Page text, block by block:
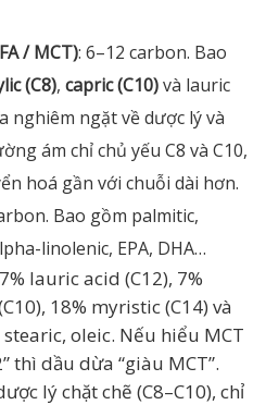
/ MCT): 6–12 carbon. Bao
(C8), capric (C10)và lauric
nghiêm ngặt về dược lý và
ám chỉ chủ yếu C8 và C10,
hoá gần với chuỗi dài hơn.
Bao gồm palmitic,
linolenic, EPA, DHA…
lauric acid (C12), 7%
18% myristic (C14) và
oleic. Nếu hiểu MCT
thì dầu dừa “giàu MCT”.
lý chặt chẽ (C8–C10), chỉ